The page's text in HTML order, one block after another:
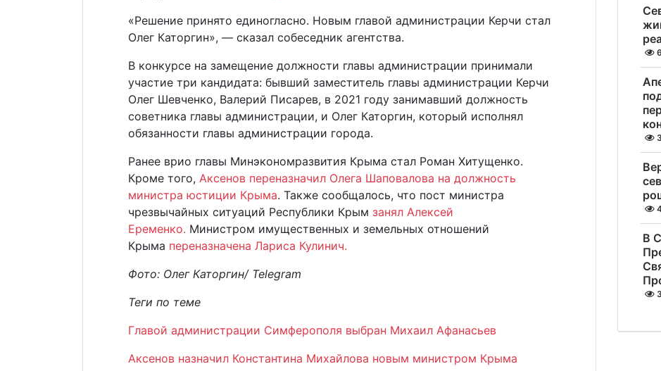
«Решение принято единогласно. Новым главой администрации Керчи стал
Олег Каторгин», — сказал собеседник агентства.
В конкурсе на замещение должности главы администрации принимали
участие три кандидата: бывший заместитель главы администрации Керчи
Олег Шевченко, Валерий Писарев, в 2021 году занимавший должность
советника главы администрации, и Олег Каторгин, который исполнял
обязанности главы администрации города.
Ранее врио главы Минэкономразвития Крыма стал Роман Хитущенко.
Кроме того, Аксенов переназначил Олега Шаповалова на должность
министра юстиции Крыма. Также сообщалось, что пост министра
чрезвычайных ситуаций Республики Крым занял Алексей
Еременко. Министром имущественных и земельных отношений
Крыма переназначена Лариса Кулинич.
Фото: Олег Каторгин/ Telegram
Теги по теме
Главой администрации Симферополя выбран Михаил Афанасьев
Аксенов назначил Константина Михайлова новым министром Крыма
В